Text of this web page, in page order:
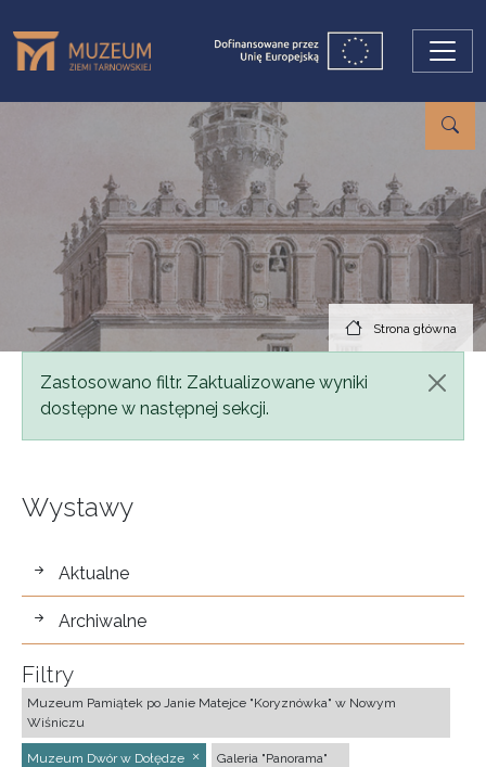
Strona główna
Komunikat
Zastosowano filtr. Zaktualizowane wyniki
dostępne w następnej sekcji.
Wystawy
wystawy
Aktualne
Archiwalne
Filtry
Muzeum Pamiątek po Janie Matejce "Koryznówka" w Nowym
Wiśniczu
Muzeum Dwór w Dołędze Galeria "Panorama"